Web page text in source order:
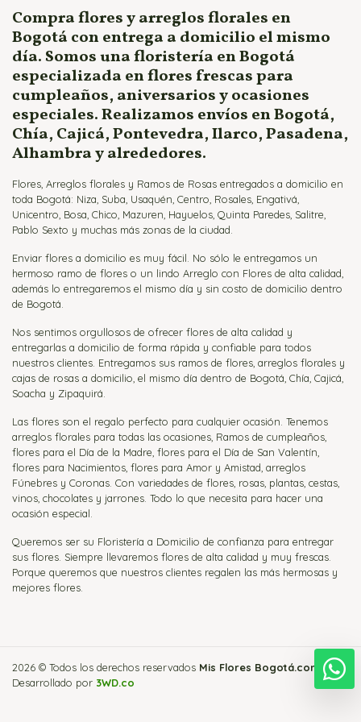
Flores para Nacimientos
Ramos para Aniversario
Compra flores y arreglos florales en
Bogotá con entrega a domicilio el mismo
día. Somos una floristería en Bogotá
especializada en flores frescas para
cumpleaños, aniversarios y ocasiones
especiales. Realizamos envíos en Bogotá,
Chía, Cajicá, Pontevedra, Ilarco, Pasadena,
Alhambra y alrededores.
Flores, Arreglos florales y Ramos de Rosas entregados a domicilio en
toda Bogotá: Niza, Suba, Usaquén, Centro, Rosales, Engativá,
Unicentro, Bosa, Chico, Mazuren, Hayuelos, Quinta Paredes, Salitre,
Pablo Sexto y muchas más zonas de la ciudad.
Enviar flores a domicilio es muy fácil. No sólo le entregamos un
hermoso ramo de flores o un lindo Arreglo con Flores de alta calidad,
además lo entregaremos el mismo día y sin costo de domicilio dentro
de Bogotá.
Nos sentimos orgullosos de ofrecer flores de alta calidad y
entregarlas a domicilio de forma rápida y confiable para todos
nuestros clientes. Entregamos sus ramos de flores, arreglos florales y
cajas de rosas a domicilio, el mismo día dentro de Bogotá, Chía, Cajicá,
Soacha y Zipaquirá.
Las flores son el regalo perfecto para cualquier ocasión. Tenemos
arreglos florales para todas las ocasiones, Ramos de cumpleaños,
flores para el Día de la Madre, flores para el Día de San Valentín,
flores para Nacimientos, flores para Amor y Amistad, arreglos
Fúnebres y Coronas. Con variedades de flores, rosas, plantas, cestas,
vinos, chocolates y jarrones. Todo lo que necesita para hacer una
ocasión especial.
Queremos ser su Floristería a Domicilio de confianza para entregar
sus flores. Siempre llevaremos flores de alta calidad y muy frescas.
Porque queremos que nuestros clientes regalen las más hermosas y
mejores flores.
2026 © Todos los derechos reservados Mis Flores Bogotá.com
Desarrollado por 3WD.co